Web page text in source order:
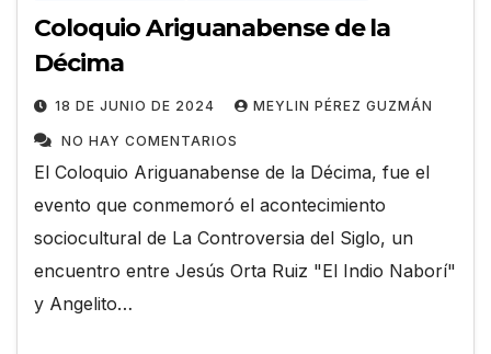
Coloquio Ariguanabense de la
Décima
18 DE JUNIO DE 2024 MEYLIN PÉREZ GUZMÁN
NO HAY COMENTARIOS
El Coloquio Ariguanabense de la Décima, fue el
evento que conmemoró el acontecimiento
sociocultural de La Controversia del Siglo, un
encuentro entre Jesús Orta Ruiz "El Indio Naborí"
y Angelito…